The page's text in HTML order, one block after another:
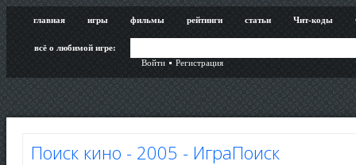
главная игры фильмы рейтинги статьи Чит-коды
всё о любимой игре:
Войти
Регистрация
Поиск кино - 2005 - ИграПоиск